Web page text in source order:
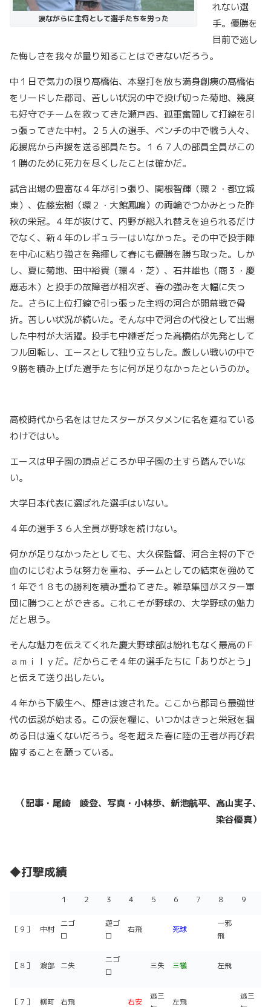
涙ながらに主将として選手たちを労った
れない選
手。優勝を
目前で逃し
た悔しさを我々が量り知ることはできないだろう。
中１日で気力の限り髙橋佑、本塁打を放ち満身創痍の髙橋佑
をリードした郡司、苦しい状況の中で投げ切った菊地、幾度
も好守でチームを救ってきた瀬戸西、孤軍奮闘して打線を引
っ張ってきた中村。２５人の選手、ベンチの中で戦う人々、
応援席から声援を送る部員たち。１６７人の部員全員がこの
１勝のために死力を尽くしたことは確かだ。
試合出場の豊富な４年が引っ張り、関根智輝（環２・都立城
東）、佐藤宏樹（環２・大館鳳鳴）の両輪でつかみとった昨
秋の栄冠。４年が抜けて、内野が総入れ替えを迫られるだけ
でなく、新４年のレギュラーはいなかった。その中で投手陣
を中心に粘り強さを発揮して春にも優勝を勝ち取った。しか
し、夏に菊地、田中裕貴（環４・芝）、石井雄也（商３・慶
應志木）と投手の故障者が相次ぎ、春の強みを大幅に失っ
た。さらに上位打線で引っ張った主将の河合が開幕戦で骨
折。苦しい状況が続いた。そんな中で河合の代役として出場
した中村が大活躍。投手も中継ぎだった髙橋佑が先発として
フル回転し、エースとして独り立ちした。厳しい戦いの中で
９勝を積み上げた選手たちに何が足りなかったというのか。
高校時代から名をはせたスターがスタメンに名を連ねている
わけではい。
エースは甲子園の頂点どころか甲子園の土すら踏んでいな
い。
大学日本代表に選ばれた選手はいない。
４年の選手３６人全員が野球を続けない。
何かが足りなかったとしても、大久保監督、河合主将の下で
血のにじむような努力を重ね、チームとしての結束を強めて
１年で１８もの勝利を積み重ねてきた。雑草集団がスター軍
団に勝つことができる。これこそが野球の、大学野球の魅力
だと思う。
そんな魅力を伝えてくれた慶大野球部は紛れもなく最高のＦ
ａｍｉｌｙだ。だからこそ４年の選手たちに「ありがとう」
と伝えて送り出したい。
４年から下級生へ、輝きは渡された。ここから郡司ら最強世
代の伝説が始まる。この涙を糧に、いつかはきっと栄冠を掴
める日は遠くないだろう。冬を超えた春に陸の王者が再び君
臨することを願っている。
（記事・尾崎 崚登、写真・小林歩、新池航平、高山実子、
染谷優真）
◆打撃成績
１ ２ ３ ４ ５ ６ ７ ８ ９
［９］ 中村
二ゴ
ロ
遊ゴ
ロ
右飛 死球
一邪
飛
［８］ 渡部 二失
二ゴ
ロ
三失 三犠 左飛
［７］ 柳町 右飛 右安
逃三
左飛
逃三